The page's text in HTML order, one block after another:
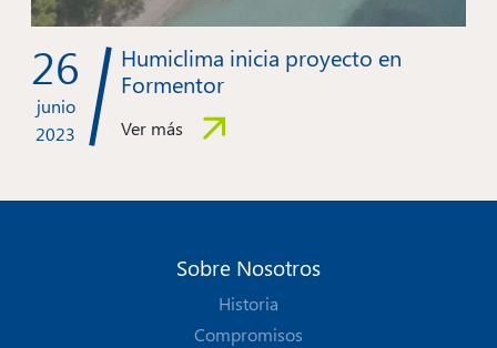
26
junio
2023
Humiclima inicia proyecto en
Formentor
Ver más
Sobre Nosotros
Historia
Compromisos